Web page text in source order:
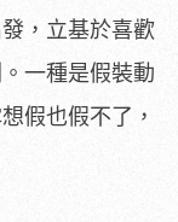
，立基於喜歡
一種是假裝動
假也假不了，